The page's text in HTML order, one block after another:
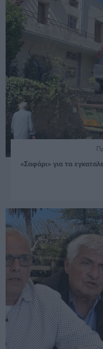
«Σαφάρι» για τα